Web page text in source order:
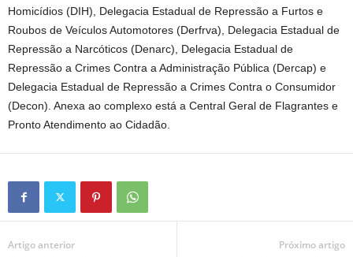
Homicídios (DIH), Delegacia Estadual de Repressão a Furtos e
Roubos de Veículos Automotores (Derfrva), Delegacia Estadual de
Repressão a Narcóticos (Denarc), Delegacia Estadual de
Repressão a Crimes Contra a Administração Pública (Dercap) e
Delegacia Estadual de Repressão a Crimes Contra o Consumidor
(Decon). Anexa ao complexo está a Central Geral de Flagrantes e
Pronto Atendimento ao Cidadão.
Artigo anterior Próximo artigo